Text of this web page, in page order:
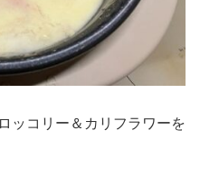
ッコリー＆カリフラワーを